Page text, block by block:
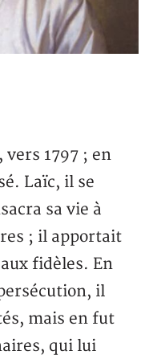
vers 1797 ; en
Laïc, il se
sa vie à
; il apportait
fidèles. En
il
mais en fut
qui lui